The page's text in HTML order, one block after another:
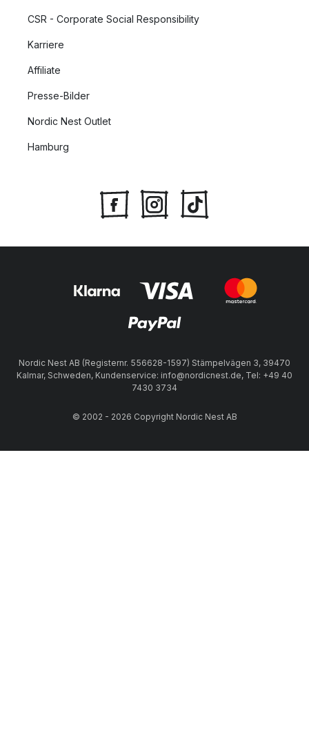
CSR - Corporate Social Responsibility
Karriere
Affiliate
Presse-Bilder
Nordic Nest Outlet
Hamburg
Nordic Nest AB (Registernr. 556628-1597) Stämpelvägen 3, 39470
Kalmar, Schweden, Kundenservice: info@nordicnest.de, Tel: +49 40
7430 3734
© 2002 - 2026 Copyright Nordic Nest AB